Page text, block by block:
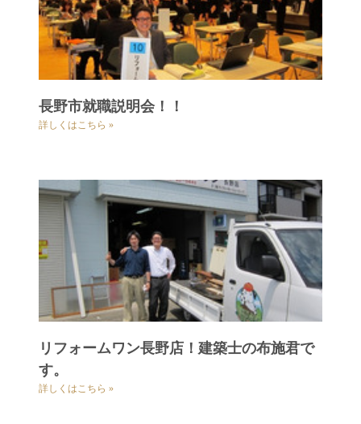
長野市就職説明会！！
詳しくはこちら »
リフォームワン長野店！建築士の布施君で
す。
詳しくはこちら »